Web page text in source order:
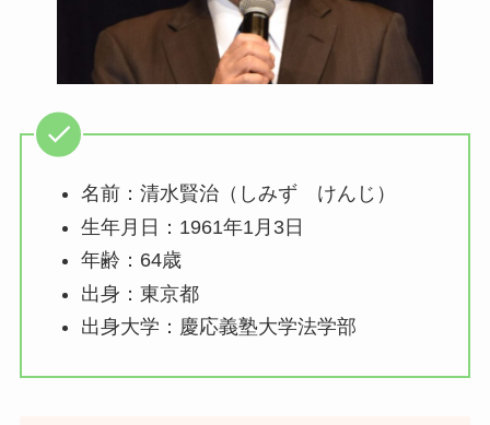
名前：清水賢治（しみず けんじ）
生年月日：1961年1月3日
年齢：64歳
出身：東京都
出身大学：慶応義塾大学法学部